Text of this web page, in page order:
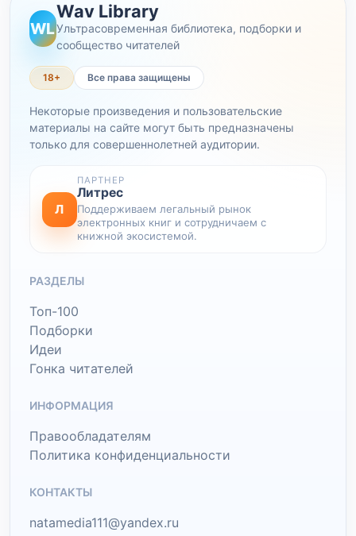
WL
Wav Library
Ультрасовременная библиотека, подборки и
сообщество читателей
18+ Все права защищены
Некоторые произведения и пользовательские
материалы на сайте могут быть предназначены
только для совершеннолетней аудитории.
Л
ПАРТНЕР
Литрес
Поддерживаем легальный рынок
электронных книг и сотрудничаем с
книжной экосистемой.
РАЗДЕЛЫ
Топ-100
Подборки
Идеи
Гонка читателей
ИНФОРМАЦИЯ
Правообладателям
Политика конфиденциальности
КОНТАКТЫ
natamedia111@yandex.ru